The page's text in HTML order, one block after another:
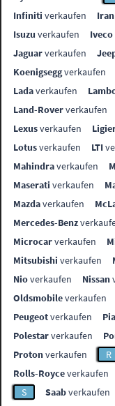
Infiniti verkaufen
Isuzu verkaufen Iveco
Jaguarverkaufen
Koenigseggverkaufen
Ladaverkaufen
Land-Roververkaufen
Lexusverkaufen
Lotusverkaufen LTI
Mahindraverkaufen
Maserati verkaufen
Mazdaverkaufen
Mercedes-Benz
Microcarverkaufen
Mitsubishi verkaufen
Nioverkaufen Nissan
Oldsmobileverkaufen
Peugeotverkaufen
Polestarverkaufen
Protonverkaufen R
Rolls-Royceverkaufen
S
Saabverkaufen